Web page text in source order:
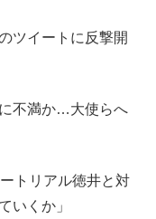
ツイートに反撃開
不満か…大使らへ
トリアル徳井と対
いくか」